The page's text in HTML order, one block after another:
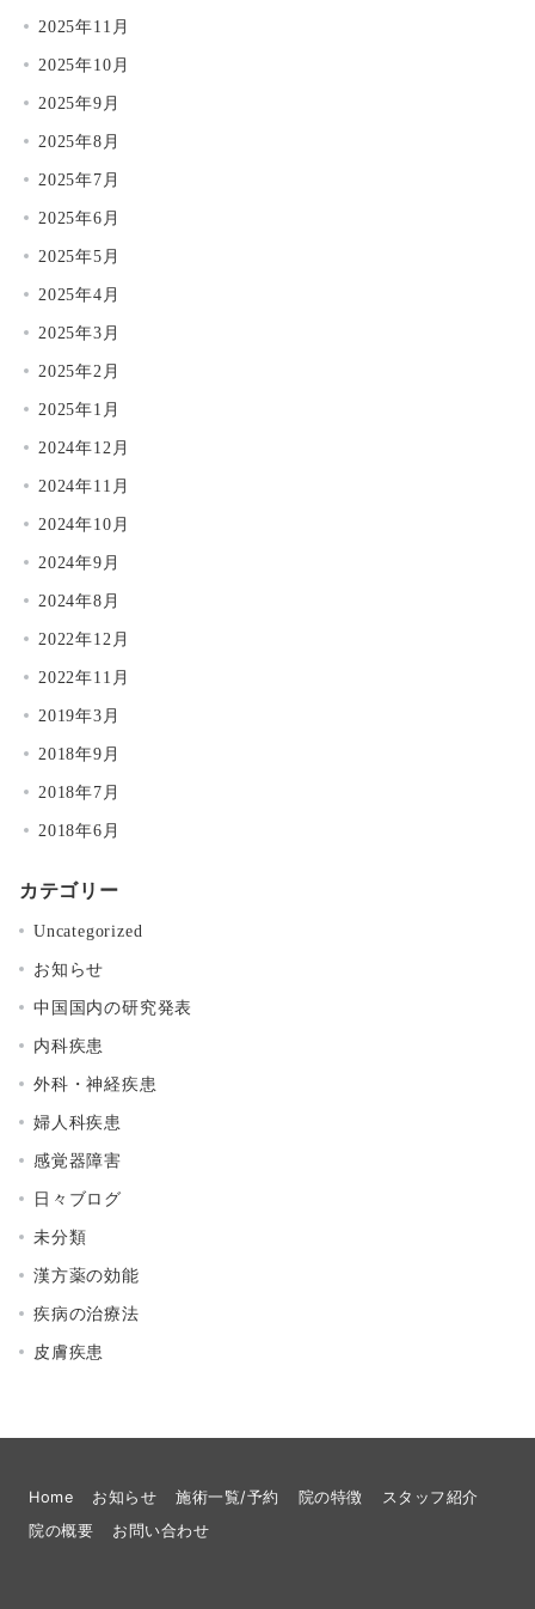
2025年11月
2025年10月
2025年9月
2025年8月
2025年7月
2025年6月
2025年5月
2025年4月
2025年3月
2025年2月
2025年1月
2024年12月
2024年11月
2024年10月
2024年9月
2024年8月
2022年12月
2022年11月
2019年3月
2018年9月
2018年7月
2018年6月
カテゴリー
Uncategorized
お知らせ
中国国内の研究発表
内科疾患
外科・神経疾患
婦人科疾患
感覚器障害
日々ブログ
未分類
漢方薬の効能
疾病の治療法
皮膚疾患
Home お知らせ 施術一覧/予約 院の特徴
スタッフ紹介
院の概要
お問い合わせ